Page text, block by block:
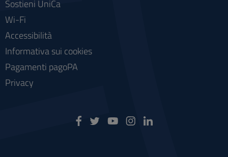
Sostieni UniCa
Wi-Fi
Accessibilità
Informativa sui cookies
Pagamenti pagoPA
Privacy